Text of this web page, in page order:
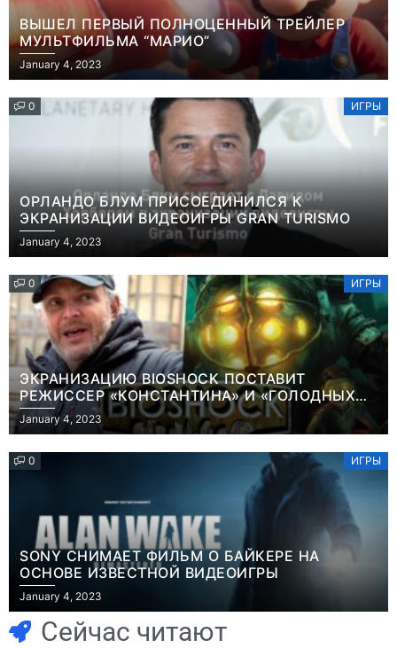
ВЫШЕЛ ПЕРВЫЙ ПОЛНОЦЕННЫЙ ТРЕЙЛЕР
МУЛЬТФИЛЬМА “МАРИО”
January 4, 2023
0 ИГРЫ
ОРЛАНДО БЛУМ ПРИСОЕДИНИЛСЯ К
ЭКРАНИЗАЦИИ ВИДЕОИГРЫ GRAN TURISMO
January 4, 2023
0 ИГРЫ
ЭКРАНИЗАЦИЮ BIOSHOCK ПОСТАВИТ
РЕЖИССЕР «КОНСТАНТИНА» И «ГОЛОДНЫХ
ИГР»
January 4, 2023
0 ИГРЫ
SONY СНИМАЕТ ФИЛЬМ О БАЙКЕРЕ НА
ОСНОВЕ ИЗВЕСТНОЙ ВИДЕОИГРЫ
January 4, 2023
Сейчас читают
Игры
Геймеры
отменяют
Новичок-геймер